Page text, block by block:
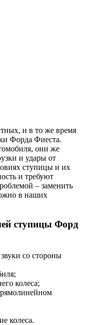
и в то же время
Форда Фиеста.
они же
и удары от
ступицы и их
и требуют
– заменить
в наших
ступицы Форд
со стороны
колеса;
колеса.